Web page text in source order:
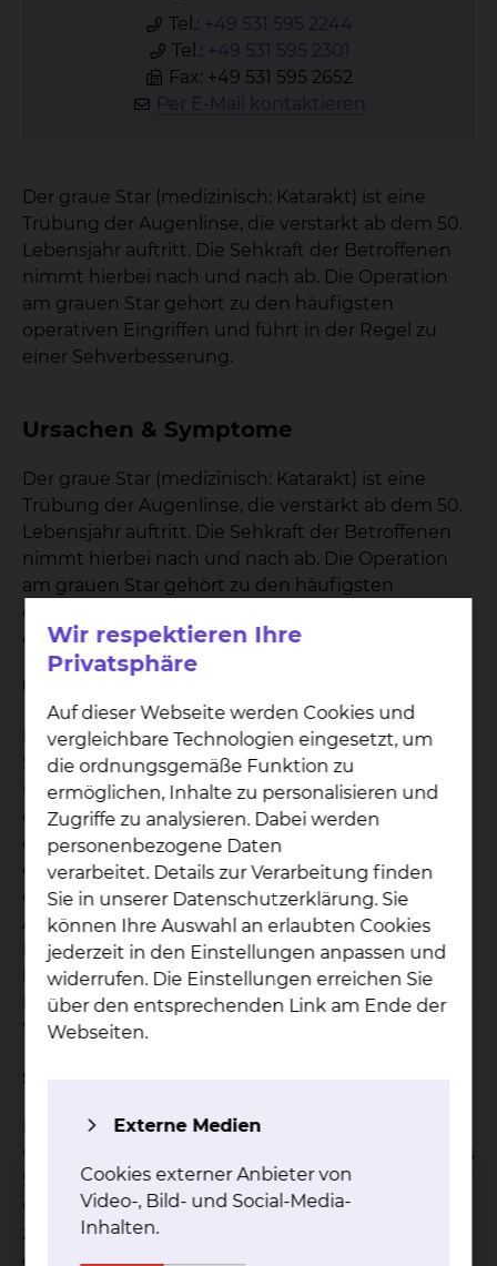
Tel.: +49 531 595 2244
Tel.: +49 531 595 2301
Fax: +49 531 595 2652
Per E-Mail kontaktieren
Der graue Star (medizinisch: Katarakt) ist eine
Trübung der Augenlinse, die verstärkt ab dem 50.
Lebensjahr auftritt. Die Sehkraft der Betroffenen
nimmt hierbei nach und nach ab. Die Operation
am grauen Star gehört zu den häufigsten
operativen Eingriffen und führt in der Regel zu
einer Sehverbesserung.
Ursachen & Symptome
Der graue Star (medizinisch: Katarakt) ist eine
Trübung der Augenlinse, die verstärkt ab dem 50.
Lebensjahr auftritt. Die Sehkraft der Betroffenen
nimmt hierbei nach und nach ab. Die Operation
am grauen Star gehört zu den häufigsten
operativen Eingriffen und führt in der Regel zu
einer Sehverbesserung.
Ursachen
Bei Patientinnen und Patienten, die am grauen
Star erkranken, kann man zwischen zwei Gruppen
unterscheiden: Menschen, die bereits mit dem
grauen Star geboren werden (beispielsweise
durch Schädigungen in der Schwangerschaft oder
erblich bedingte Faktoren) und Menschen, die
den grauen Star im Laufe des Lebens bekommen.
Ältere Menschen sind am häufigsten betroffen.
Faktoren, die die Erkrankung beschleunigen
können, sind u.a. Strahlen (UV-Licht oder Blitze),
Medikamente (u.a. Cortison), Nährstoffmangel und
Vorerkrankungen oder Operationen am Auge.
Symptome
Menschen, bei denen der graue Star diagnostiziert
wurde, klagen über verschwommenes oder trübes
Sehen. Auch die Farben werden blasser
wahrgenommen. Häufig sind die Betroffenen
zudem blend- und lichtempfindlich, sehen
doppelt, oder haben Probleme mit dem
Wir respektieren Ihre
Privatsphäre
Auf dieser Webseite werden Cookies und
vergleichbare Technologien eingesetzt, um
die ordnungsgemäße Funktion zu
ermöglichen, Inhalte zu personalisieren und
Zugriffe zu analysieren. Dabei werden
personenbezogene Daten
verarbeitet. Details zur Verarbeitung finden
Sie in unserer Datenschutzerklärung. Sie
können Ihre Auswahl an erlaubten Cookies
jederzeit in den Einstellungen anpassen und
widerrufen. Die Einstellungen erreichen Sie
über den entsprechenden Link am Ende der
Webseiten.
Externe Medien
Cookies externer Anbieter von
Video-, Bild- und Social-Media-
Inhalten.